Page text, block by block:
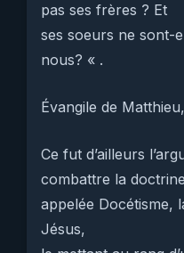
pas ses frères ? Et
ses soeurs ne sont-
nous? « .
Évangile de
Ce fut d’ailleurs
combattre la doctrine
appelée Docétisme,
Jésus,